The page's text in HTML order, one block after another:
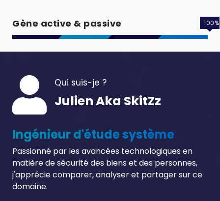
Gène active & passive 100%
Qui suis-je ?
Julien Aka SkitZz
Ingénieur d'étude système
Passionné par les avancées technologiques en
matière de sécurité des biens et des personnes,
j'apprécie comparer, analyser et partager sur ce
domaine.